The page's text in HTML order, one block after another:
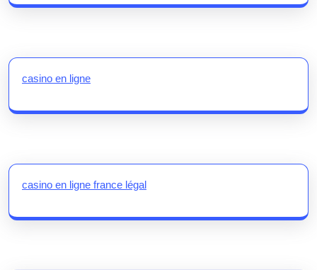
casino en ligne
casino en ligne france légal